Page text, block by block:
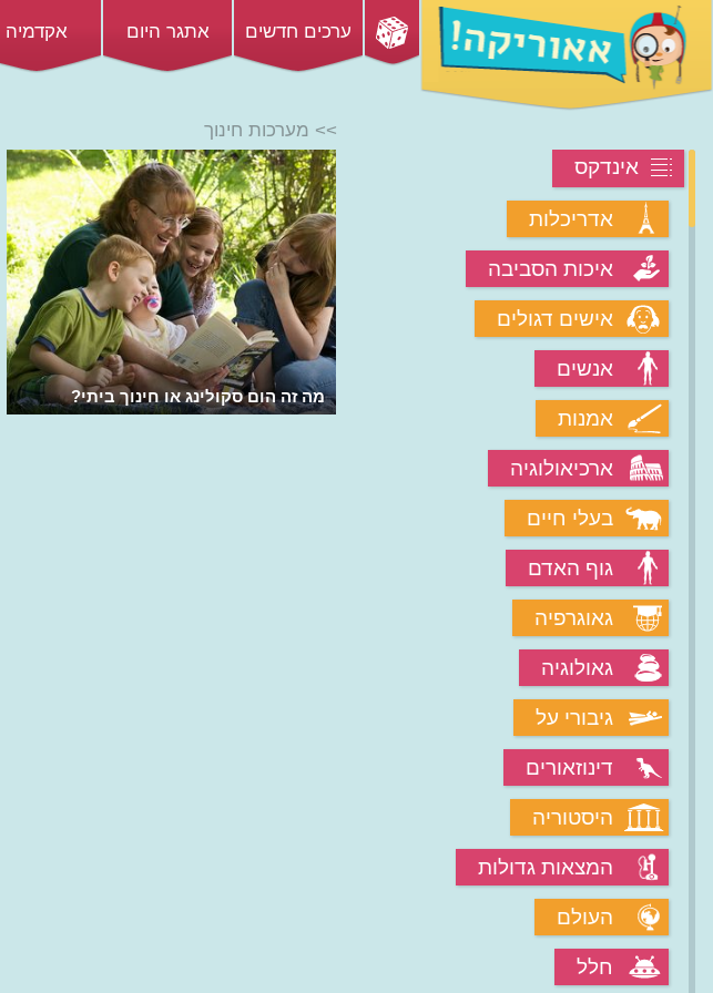
ערכים חדשים אתגר היום אקדמיה
אינדקס
אדריכלות
איכות הסביבה
אישים דגולים
אנשים
אמנות
ארכיאולוגיה
בעלי חיים
גוף האדם
גאוגרפיה
גאולוגיה
גיבורי על
דינוזאורים
היסטוריה
המצאות גדולות
העולם
חלל
>> מערכות חינוך
מה זה הום סקולינג או חינוך ביתי?